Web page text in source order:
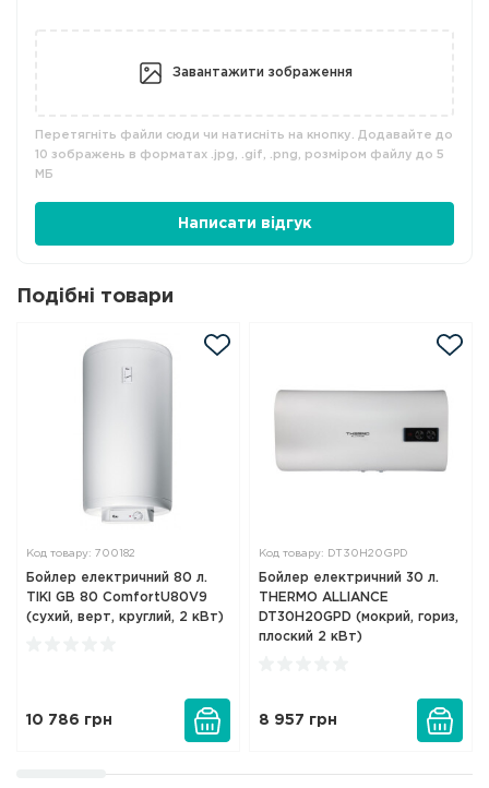
Завантажити зображення
Перетягніть файли сюди чи натисніть на кнопку. Додавайте до
10 зображень в форматах .jpg, .gif, .png, розміром файлу до 5
МБ
Написати відгук
Подібні товари
Код товару: 700182
Бойлер електричний 80 л.
TIKI GB 80 ComfortU80V9
(сухий, верт, круглий, 2 кВт)
10 786 грн
Код товару: DT30H20GPD
Бойлер електричний 30 л.
THERMO ALLIANCE
DT30H20GPD (мокрий, гориз,
плоский 2 кВт)
8 957 грн